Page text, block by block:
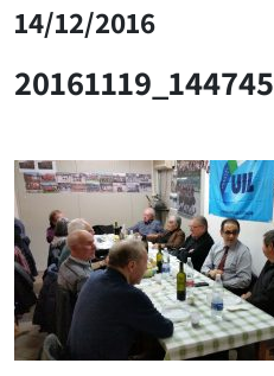
14/12/2016
20161119_144745